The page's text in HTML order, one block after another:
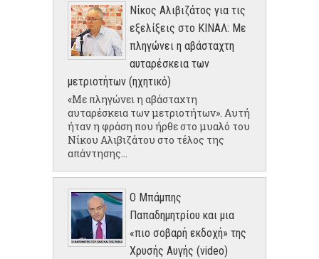
Νίκος Αλιβιζάτος για τις
εξελίξεις στο ΚΙΝΑΛ: Με
πληγώνει η αβάσταχτη
αυταρέσκεια των
μετριοτήτων (ηχητικό)
«Με πληγώνει η αβάσταχτη
αυταρέσκεια των μετριοτήτων». Αυτή
ήταν η φράση που ήρθε στο μυαλό του
Νίκου Αλιβιζάτου στο τέλος της
απάντησης...
Ο Μπάμπης
Παπαδημητρίου και μια
«πιο σοβαρή εκδοχή» της
Χρυσής Αυγής (video)